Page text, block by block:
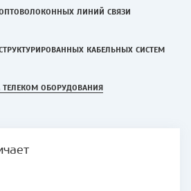
ЛИНИЙ СВЯЗИ
КАБЕЛЬНЫХ СИСТЕМ
ОБОРУДОВАНИЯ